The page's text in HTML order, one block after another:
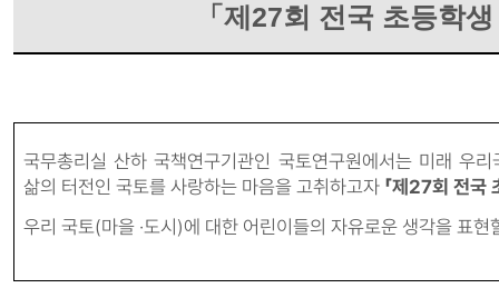
「 제 27회 전국 초등학
국무총리실 산하 국책연구기관인 국토연구원에서는 미래 우
삶의 터전인 국토를 사랑하는 마음을 고취하고자 「제 27회 전국
우리 국토(마을 ·도시 )에 대한 어린이들의 자유로운 생각을 표현